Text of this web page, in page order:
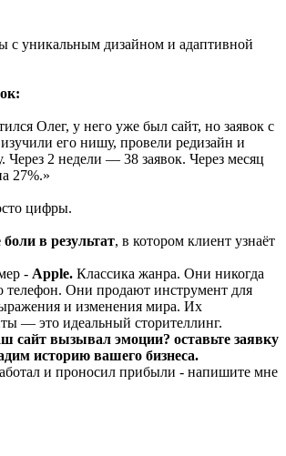
с уникальным дизайном и адаптивной
Олег, у него уже был сайт, но заявок с
его нишу, провели редизайн и
Через 2 недели — 38 заявок. Через месяц
27%.»
цифры.
в результат, в котором клиент узнаёт
- Apple. Классика жанра. Они никогда
телефон. Они продают инструмент для
и изменения мира. Их
— это идеальный сторителлинг.
сайт вызывал эмоции? оставьте заявку
историю вашего бизнеса.
и проносил прибыли - напишите мне